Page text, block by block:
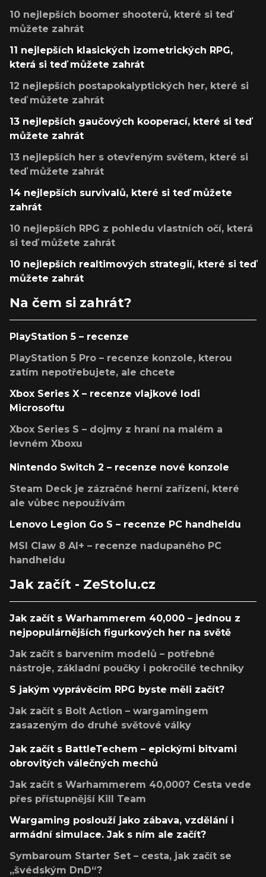
10 nejlepších boomer shooterů, které si teď
můžete zahrát
11 nejlepších klasických izometrických RPG,
která si teď můžete zahrát
12 nejlepších postapokalyptických her, které si
teď můžete zahrát
13 nejlepších gaučových kooperací, které si teď
můžete zahrát
13 nejlepších her s otevřeným světem, které si
teď můžete zahrát
14 nejlepších survivalů, které si teď můžete
zahrát
10 nejlepších RPG z pohledu vlastních očí, která
si teď můžete zahrát
10 nejlepších realtimových strategií, které si teď
můžete zahrát
Na čem si zahrát?
PlayStation 5 – recenze
PlayStation 5 Pro – recenze konzole, kterou
zatím nepotřebujete, ale chcete
Xbox Series X – recenze vlajkové lodi
Microsoftu
Xbox Series S – dojmy z hraní na malém a
levném Xboxu
Nintendo Switch 2 – recenze nové konzole
Steam Deck je zázračné herní zařízení, které
ale vůbec nepoužívám
Lenovo Legion Go S – recenze PC handheldu
MSI Claw 8 AI+ – recenze nadupaného PC
handheldu
Jak začít - ZeStolu.cz
Jak začít s Warhammerem 40,000 – jednou z
nejpopulárnějších figurkových her na světě
Jak začít s barvením modelů – potřebné
nástroje, základní poučky i pokročilé techniky
S jakým vyprávěcím RPG byste měli začít?
Jak začít s Bolt Action – wargamingem
zasazeným do druhé světové války
Jak začít s BattleTechem – epickými bitvami
obrovitých válečných mechů
Jak začít s Warhammerem 40,000? Cesta vede
přes přístupnější Kill Team
Wargaming poslouží jako zábava, vzdělání i
armádní simulace. Jak s ním ale začít?
Symbaroum Starter Set – cesta, jak začít se
„švédským DnD“?